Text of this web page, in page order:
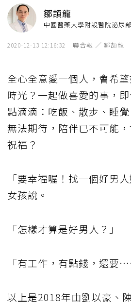
鄒頡龍
中國醫藥大學附設醫院泌尿
2020-12-13 12:16:32 聯合報 ／ 鄒頡龍
全心全意愛一個人，會希
時光？一起做喜愛的事，
點滴滴：吃飯、散步、睡
無法期待，陪伴已不可能
祝福？
「要幸福喔！找一個好男
女孩說。
「怎樣才算是好男人？」
「有工作，有點錢，還要
以上是2018年由劉以豪、